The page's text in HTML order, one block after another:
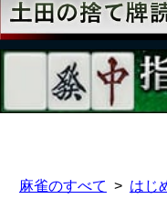
麻雀のすべて はじ